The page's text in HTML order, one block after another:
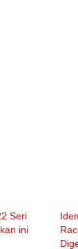
Seri
ini